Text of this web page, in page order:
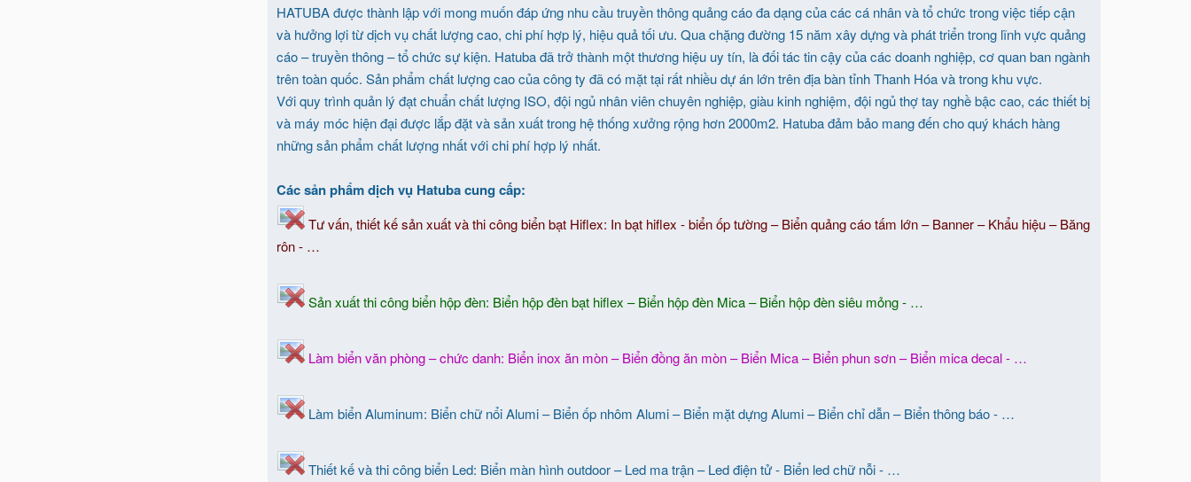
HATUBA được thành lập với mong muốn đáp ứng nhu cầu truyền thông quảng cáo đa dạng của các cá nhân và tổ chức trong việc tiếp cận
và hưởng lợi từ dịch vụ chất lượng cao, chi phí hợp lý, hiệu quả tối ưu. Qua chặng đường 15 năm xây dựng và phát triển trong lĩnh vực quảng
cáo – truyền thông – tổ chức sự kiện. Hatuba đã trở thành một thương hiệu uy tín, là đối tác tin cậy của các doanh nghiệp, cơ quan ban ngành
trên toàn quốc. Sản phẩm chất lượng cao của công ty đã có mặt tại rất nhiều dự án lớn trên địa bàn tỉnh Thanh Hóa và trong khu vực.
Với quy trình quản lý đạt chuẩn chất lượng ISO, đội ngủ nhân viên chuyên nghiệp, giàu kinh nghiệm, đội ngủ thợ tay nghề bậc cao, các thiết bị
và máy móc hiện đại được lắp đặt và sản xuất trong hệ thống xưởng rộng hơn 2000m2. Hatuba đảm bảo mang đến cho quý khách hàng
những sản phẩm chất lượng nhất với chi phí hợp lý nhất.
Các sản phẩm dịch vụ Hatuba cung cấp:
Tư vấn, thiết kế sản xuất và thi công biển bạt Hiflex: In bạt hiflex - biển ốp tường – Biển quảng cáo tấm lớn – Banner – Khẩu hiệu – Băng
rôn - …
Sản xuất thi công biển hộp đèn: Biển hộp đèn bạt hiflex – Biển hộp đèn Mica – Biển hộp đèn siêu mỏng - …
Làm biển văn phòng – chức danh: Biển inox ăn mòn – Biển đồng ăn mòn – Biển Mica – Biển phun sơn – Biển mica decal - …
Làm biển Aluminum: Biển chữ nổi Alumi – Biển ốp nhôm Alumi – Biển mặt dựng Alumi – Biển chỉ dẫn – Biển thông báo - …
Thiết kế và thi công biển Led: Biển màn hình outdoor – Led ma trận – Led điện tử - Biển led chữ nỗi - …